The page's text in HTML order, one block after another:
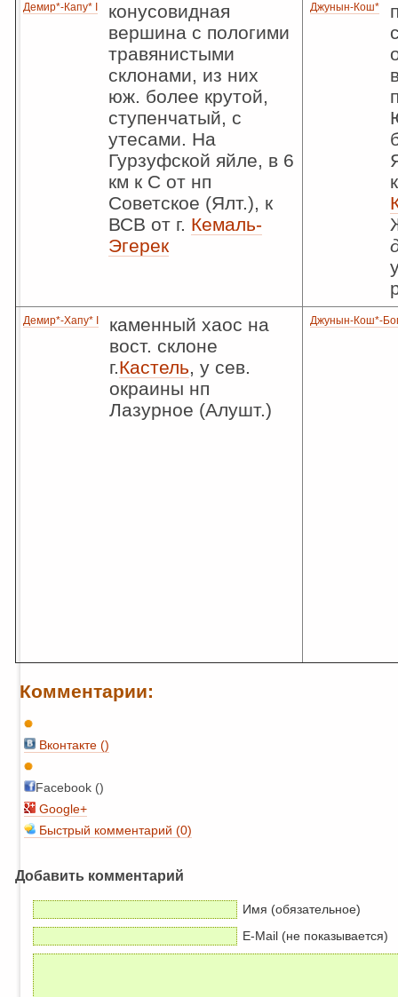
Демир*-Капу* I
конусовидная
вершина с пологими
травянистыми
склонами, из них
юж. более крутой,
ступенчатый, с
утесами. На
Гурзуфской яйле, в 6
км к С от нп
Советское (Ялт.), к
ВСВ от г. Кемаль-
Эгерек
Джунын-Кош*
Демир*-Хапу* I
каменный хаос на
вост. склоне
г.Кастель, у сев.
окраины нп
Лазурное (Алушт.)
Джунын-Кош*-
Комментарии:
Вконтакте ()
Facebook ()
Google+
Быстрый комментарий (0)
Добавить комментарий
Имя (обязательное)
E-Mail (не показывается)